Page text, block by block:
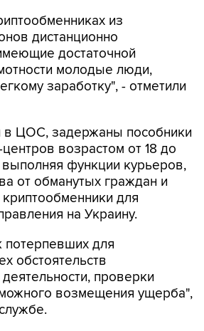
из
дистанционно
достаточной
молодые люди,
заработку", - отметили
в ЦОС, задержаны пособники
возрастом от 18 до
функции курьеров,
от обманутых граждан и
для
на Украину.
потерпевших для
обстоятельств
проверки
возмещения ущерба",